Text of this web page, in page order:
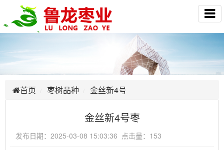
首页 枣树品种 金丝新4号
金丝新4号枣
发布日期：2025-03-08 15:03:36 点击量：153